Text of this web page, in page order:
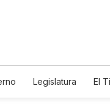
Legislatura El